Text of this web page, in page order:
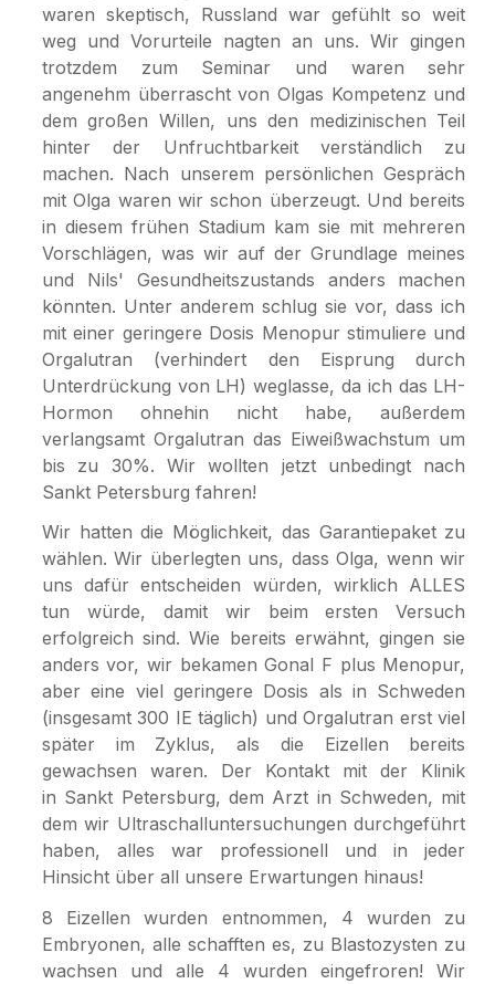
waren skeptisch, Russland war gefühlt so weit
weg und Vorurteile nagten an uns. Wir gingen
trotzdem zum Seminar und waren sehr
angenehm überrascht von Olgas Kompetenz und
dem großen Willen, uns den medizinischen Teil
hinter der Unfruchtbarkeit verständlich zu
machen. Nach unserem persönlichen Gespräch
mit Olga waren wir schon überzeugt. Und bereits
in diesem frühen Stadium kam sie mit mehreren
Vorschlägen, was wir auf der Grundlage meines
und Nils' Gesundheitszustands anders machen
könnten. Unter anderem schlug sie vor, dass ich
mit einer geringere Dosis Menopur stimuliere und
Orgalutran (verhindert den Eisprung durch
Unterdrückung von LH) weglasse, da ich das LH-
Hormon ohnehin nicht habe, außerdem
verlangsamt Orgalutran das Eiweißwachstum um
bis zu 30%. Wir wollten jetzt unbedingt nach
Sankt Petersburg fahren!
Wir hatten die Möglichkeit, das Garantiepaket zu
wählen. Wir überlegten uns, dass Olga, wenn wir
uns dafür entscheiden würden, wirklich ALLES
tun würde, damit wir beim ersten Versuch
erfolgreich sind. Wie bereits erwähnt, gingen sie
anders vor, wir bekamen Gonal F plus Menopur,
aber eine viel geringere Dosis als in Schweden
(insgesamt 300 IE täglich) und Orgalutran erst viel
später im Zyklus, als die Eizellen bereits
gewachsen waren. Der Kontakt mit der Klinik
in Sankt Petersburg, dem Arzt in Schweden, mit
dem wir Ultraschalluntersuchungen durchgeführt
haben, alles war professionell und in jeder
Hinsicht über all unsere Erwartungen hinaus!
8 Eizellen wurden entnommen, 4 wurden zu
Embryonen, alle schafften es, zu Blastozysten zu
wachsen und alle 4 wurden eingefroren! Wir